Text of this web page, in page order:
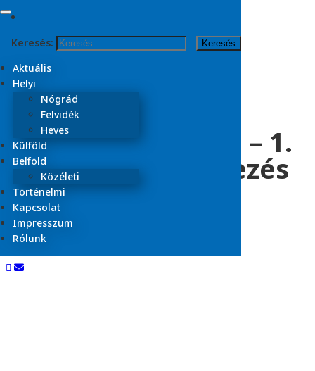
Skip to content
Keresés:
Aktuális
Helyi
Nógrád
Felvidék
Heves
Külföld
Belföld
Közéleti
Történelmi
Kapcsolat
Impresszum
Rólunk
Kezdőlap
2026
április
12
Választási nap(ló) – 1.
rész: Hajnali tervezés
2026.04.12.
Aktuális
Olvasási idő: